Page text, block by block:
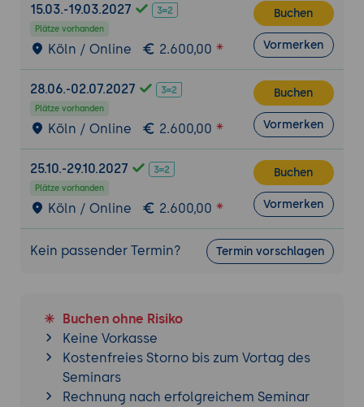
AJAX mit jQuery
Einsatz von get(), post(), getJSON(),
ajax()
Verwendung von JSON als Datenformat
Cross-Origin-Policy und AJAX-
Fehlerbehandlung
nachgeladene Elemente
Strukturierung und Best Practices
Trennung von Struktur (HTML), Darstellung
(CSS) und Verhalten (JavaScript)
Pattern
4.-5. Tag: Auch separat buchbar als
AufbaukursjQuery Aufbau für
Softwareentwickler
15.03.-19.03.2027
Plätze vorhanden
Köln / Online 2.600,00
Buchen
Vormerken
28.06.-02.07.2027
Plätze vorhanden
Köln / Online 2.600,00
Buchen
Vormerken
25.10.-29.10.2027
Plätze vorhanden
Köln / Online 2.600,00
Buchen
Vormerken
Kein passender Termin? Termin vorschlagen
Buchen ohne Risiko
Keine Vorkasse
Kostenfreies Storno bis zum Vortag des
Seminars
Rechnung nach erfolgreichem Seminar